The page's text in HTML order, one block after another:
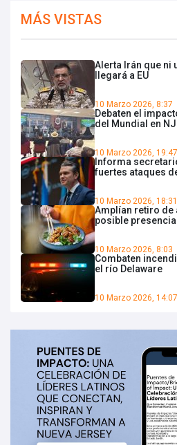
MÁS VISTAS
Alerta Irán que ni
llegará a EU
10 Marzo 2026, 8:37
Debaten el
del Mundial en NJ
10 Marzo 2026, 19:47
Informa
fuertes ataques
10 Marzo 2026, 18:31
Amplían retiro
posible
10 Marzo 2026, 8:03
Combaten
el río Delaware
10 Marzo 2026, 14:07